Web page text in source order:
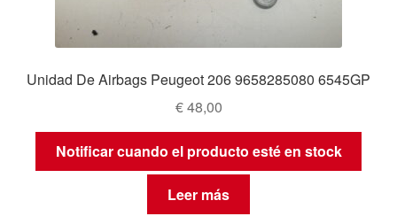
Unidad De Airbags Peugeot 206 9658285080 6545GP
€48,00
Notificar cuando el producto esté en stock
Leer más